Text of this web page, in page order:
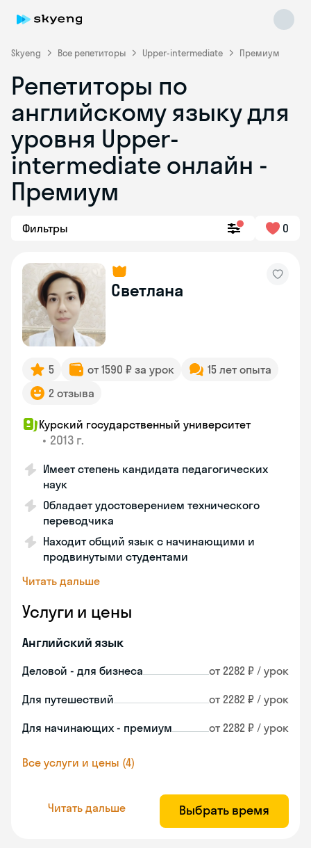
Skyeng Все репетиторы Upper-intermediate Премиум
Репетиторы по
английскому языку для
уровня Upper-
intermediate онлайн -
Премиум
Фильтры 0
Светлана
5 от 1590 ₽ за урок
15 лет опыта
2 отзыва
Курский государственный университет
• 2013 г.
Имеет степень кандидата педагогических
наук
Обладает удостоверением технического
переводчика
Находит общий язык с начинающими и
продвинутыми студентами
Читать дальше
Услуги и цены
Английский язык
Деловой - для бизнеса от 2282 ₽ / урок
Для путешествий от 2282 ₽ / урок
Для начинающих - премиум от 2282 ₽ / урок
Все услуги и цены (4)
Читать дальше Выбрать время
online